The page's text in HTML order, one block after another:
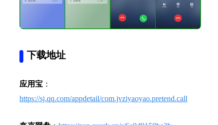
下载地址
应用宝 ：
https://sj.qq.com/appdetail/com.jvziyaoyao.pretend.call